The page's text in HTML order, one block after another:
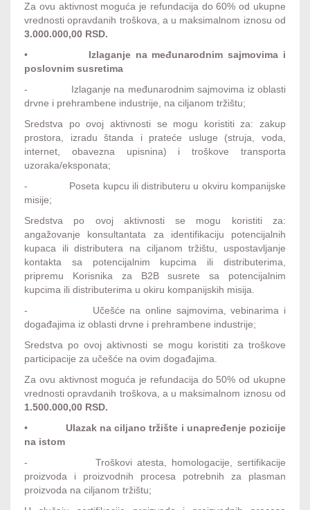
Za ovu aktivnost moguća je refundacija do 60% od ukupne
vrednosti opravdanih troškova, a u maksimalnom iznosu od
3.000.000,00 RSD.
• Izlaganje na međunarodnim sajmovima i
poslovnim susretima
- Izlaganje na međunarodnim sajmovima iz oblasti
drvne i prehrambene industrije, na ciljanom tržištu;
Sredstva po ovoj aktivnosti se mogu koristiti za: zakup
prostora, izradu štanda i prateće usluge (struja, voda,
internet, obavezna upisnina) i troškove transporta
uzoraka/eksponata;
- Poseta kupcu ili distributeru u okviru kompanijske
misije;
Sredstva po ovoj aktivnosti se mogu koristiti za:
angažovanje konsultantata za identifikaciju potencijalnih
kupaca ili distributera na ciljanom tržištu, uspostavljanje
kontakta sa potencijalnim kupcima ili distributerima,
pripremu Korisnika za B2B susrete sa potencijalnim
kupcima ili distributerima u okiru kompanijskih misija.
- Učešće na online sajmovima, vebinarima i
događajima iz oblasti drvne i prehrambene industrije;
Sredstva po ovoj aktivnosti se mogu koristiti za troškove
participacije za učešće na ovim događajima.
Za ovu aktivnost moguća je refundacija do 50% od ukupne
vrednosti opravdanih troškova, a u maksimalnom iznosu od
1.500.000,00 RSD.
• Ulazak na ciljano tržište i unapređenje pozicije
na istom
- Troškovi atesta, homologacije, sertifikacije
proizvoda i proizvodnih procesa potrebnih za plasman
proizvoda na ciljanom tržištu;